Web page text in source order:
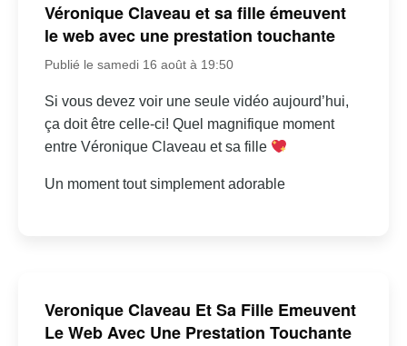
Véronique Claveau et sa fille émeuvent
le web avec une prestation touchante
Publié le samedi 16 août à 19:50
Si vous devez voir une seule vidéo aujourd’hui,
ça doit être celle-ci! Quel magnifique moment
entre Véronique Claveau et sa fille
Un moment tout simplement adorable
Veronique Claveau Et Sa Fille Emeuvent
Le Web Avec Une Prestation Touchante